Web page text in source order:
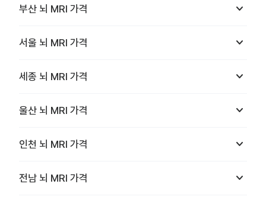
부산 뇌 MRI 가격 keyboard_arrow_down
서울 뇌 MRI 가격 keyboard_arrow_down
세종 뇌 MRI 가격 keyboard_arrow_down
울산 뇌 MRI 가격 keyboard_arrow_down
인천 뇌 MRI 가격 keyboard_arrow_down
전남 뇌 MRI 가격 keyboard_arrow_down